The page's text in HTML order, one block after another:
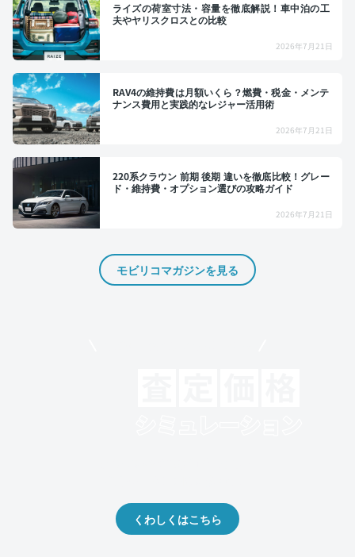
ライズの荷室寸法・容量を徹底解説！車中泊の工
夫やヤリスクロスとの比較
2026年7月21日
RAV4の維持費は月額いくら？燃費・税金・メンテ
ナンス費用と実践的なレジャー活用術
2026年7月21日
220系クラウン 前期 後期 違いを徹底比較！グレー
ド・維持費・オプション選びの攻略ガイド
2026年7月21日
モビリコマガジンを見る
くわしくはこちら